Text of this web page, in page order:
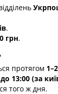
.
грн.
протягом
до 13:00 (за
того ж дня.